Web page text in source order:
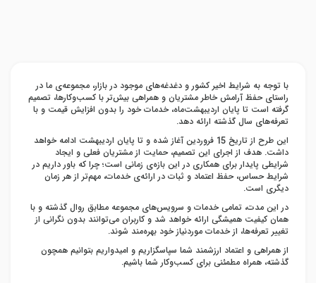
با توجه به شرایط اخیر کشور و دغدغه‌های موجود در بازار، مجموعه‌ی ما در
راستای حفظ آرامش خاطر مشتریان و همراهی بیش‌تر با کسب‌وکارها، تصمیم
گرفته است تا پایان اردیبهشت‌ماه، خدمات خود را بدون افزایش قیمت و با
تعرفه‌های سال گذشته ارائه دهد.
این طرح از تاریخ 15 فروردین آغاز شده و تا پایان اردیبهشت ادامه خواهد
داشت. هدف از اجرای این تصمیم، حمایت از مشتریان فعلی و ایجاد
شرایطی پایدار برای همکاری در این بازه‌ی زمانی است؛ چرا که باور داریم در
شرایط حساس، حفظ اعتماد و ثبات در ارائه‌ی خدمات، مهم‌تر از هر زمان
دیگری است.
در این مدت، تمامی خدمات و سرویس‌های مجموعه مطابق روال گذشته و با
همان کیفیت همیشگی ارائه خواهد شد و کاربران می‌توانند بدون نگرانی از
تغییر تعرفه‌ها، از خدمات موردنیاز خود بهره‌مند شوند.
از همراهی و اعتماد ارزشمند شما سپاسگزاریم و امیدواریم بتوانیم همچون
گذشته، همراه مطمئنی برای کسب‌وکار شما باشیم.